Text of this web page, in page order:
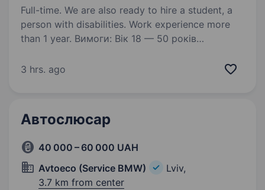
Full-time. We are also ready to hire a student, a
person with disabilities. Work experience more
than 1 year. Вимоги: Вік 18 — 50 років
акуратність, активність, орієнтація
3 hrs. ago
Автослюсар
40 000 – 60 000 UAH
Avtoeco (Service BMW)
Lviv,
3.7 km from center